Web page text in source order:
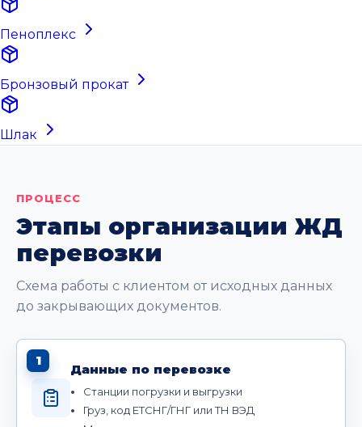
Пеноплекс
Бронзовый прокат
Шлак
ПРОЦЕСС
Этапы организации ЖД
перевозки
Схема работы с клиентом от исходных данных
до закрывающих документов.
1
Данные по перевозке
Станции погрузки и выгрузки
Груз, код ЕТСНГ/ГНГ или ТН ВЭД